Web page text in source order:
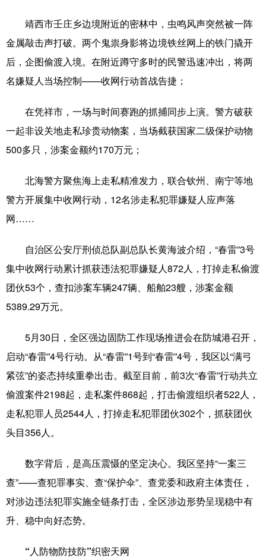
靖西市壬庄乡边境附近的密林中，虫鸣风声突然被一阵
金属敲击声打破。两个鬼祟身影将边境铁丝网上的铁门撬开
后，企图偷渡入境。在附近蹲守多时的民警迅速冲出，将两
名嫌疑人当场控制——收网行动首战告捷；
在凭祥市，一场与时间赛跑的抓捕同步上演。警方破获
一起非设关地走私珍贵动物案，当场截获国家二级保护动物
500多只，涉案金额约170万元；
北海警方聚焦海上走私精准发力，联合钦州、南宁等地
警方开展集中收网行动，12名涉走私犯罪嫌疑人应声落
网……
自治区公安厅刑侦总队副总队长黄海波介绍，“春雷”3号
集中收网行动累计抓获违法犯罪嫌疑人872人，打掉走私偷渡
团伙53个，查扣涉案车辆247辆、船舶23艘，涉案金额
5389.29万元。
5月30日，全区强边固防工作现场推进会在防城港召开，
启动“春雷”4号行动。从“春雷”1号到“春雷”4号，我区以“满弓
紧弦”的姿态持续重拳出击。截至目前，前3次“春雷”行动共立
偷渡案件2198起，走私案件868起，打击偷渡组织者522人，
走私犯罪人员2544人，打掉走私犯罪团伙302个，抓获团伙
头目356人。
数字背后，是高压震慑的坚定决心。我区坚持“一案三
查”——查犯罪事实、查“保护伞”、查党委和政府主体责任，
对涉边违法犯罪实施全链条打击，全区涉边形势呈现稳中有
升、稳中向好态势。
“人防物防技防”织密天网